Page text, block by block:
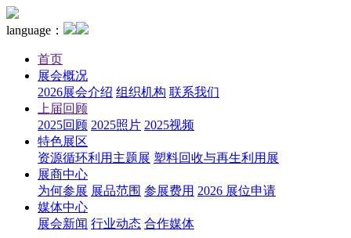
language：
首页
展会概况
2026展会介绍 组织机构 联系我们
上届回顾
2025回顾 2025照片 2025视频
特色展区
资源循环利用主题展 塑料回收与再生利用展
展商中心
为何参展 展品范围 参展费用 2026 展位申请
媒体中心
展会新闻 行业动态 合作媒体